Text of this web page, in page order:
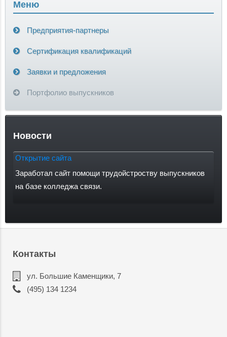
Меню
Предприятия-партнеры
Сертификация квалификаций
Заявки и предложения
Портфолио выпускников
Новости
Открытие сайта
Заработал сайт помощи трудойстроству выпускников
на базе колледжа связи.
Контакты
ул. Большие Каменщики, 7
(495) 134 1234